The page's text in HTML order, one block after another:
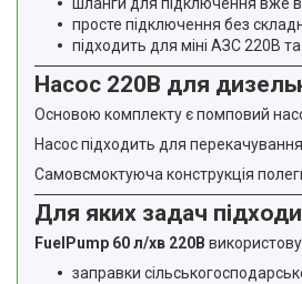
просте підключення без
підходить для міні АЗС 220В
Насос 220В для
Основою комплекту є помповий
Насос підходить для
Самовсмоктуюча конструкція
Для яких задач
FuelPump 60 л/хв 220В
заправки